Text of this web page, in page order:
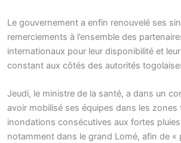
Le gouvernement a enfin renouvelé ses
remerciements à l’ensemble des
internationaux pour leur disponibilité et
constant aux côtés des autorités
Jeudi, le ministre de la santé, a dans un
avoir mobilisé ses équipes dans les zones
inondations consécutives aux fortes
notamment dans le grand Lomé, afin de «